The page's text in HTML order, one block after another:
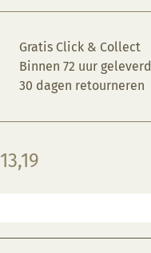
Gratis Click & Collect
Binnen 72 uur geleverd
30 dagen retourneren
13,19